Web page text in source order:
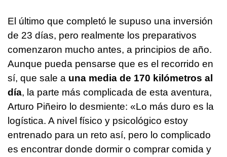
El último que completó le supuso una inversión
de 23 días, pero realmente los preparativos
comenzaron mucho antes, a principios de año.
Aunque pueda pensarse que es el recorrido en
sí, que sale a una media de 170 kilómetros al
día, la parte más complicada de esta aventura,
Arturo Piñeiro lo desmiente: «Lo más duro es la
logística. A nivel físico y psicológico estoy
entrenado para un reto así, pero lo complicado
es encontrar donde dormir o comprar comida y